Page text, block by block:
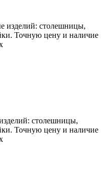
изделий: столешницы,
Точную цену и наличие
столешницы,
Точную цену и наличие